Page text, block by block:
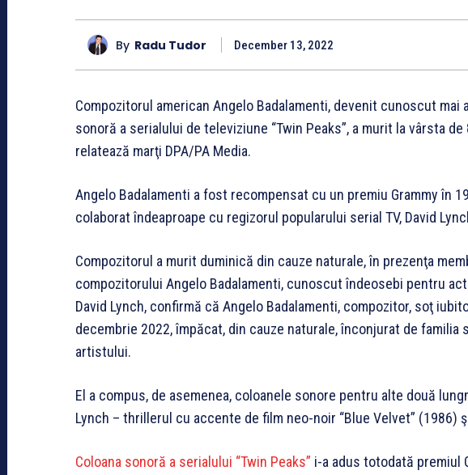
By Radu Tudor December 13, 2022
Compozitorul american Angelo Badalamenti, devenit cunoscut mai
sonoră a serialului de televiziune “Twin Peaks”, a murit la vârsta
relatează marţi DPA/PA Media.
Angelo Badalamenti a fost recompensat cu un premiu Grammy în
colaborat îndeaproape cu regizorul popularului serial TV, David
Compozitorul a murit duminică din cauze naturale, în prezenţa
compozitorului Angelo Badalamenti, cunoscut îndeosebi pentru
David Lynch, confirmă că Angelo Badalamenti, compozitor, soţ
decembrie 2022, împăcat, din cauze naturale, înconjurat de familia
artistului.
El a compus, de asemenea, coloanele sonore pentru alte două
Lynch – thrillerul cu accente de film neo-noir “Blue Velvet” (1986)
Coloana sonoră a serialului “Twin Peaks” i-a adus totodată premiul